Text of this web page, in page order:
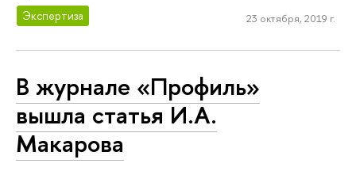
Экспертиза 23 октября, 2019 г.
В журнале «Профиль»
вышла статья И.А.
Макарова